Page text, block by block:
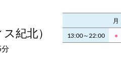
紀北）
月
13:00～22:00 ●